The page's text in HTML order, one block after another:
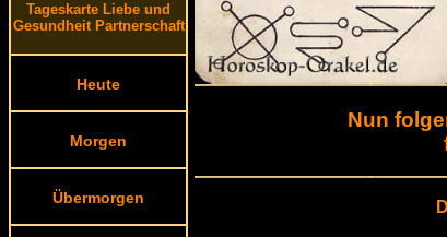
Tageskarte Liebe und
Gesundheit Partnerschaft
Heute
Morgen
Übermorgen
Nun